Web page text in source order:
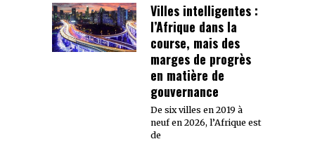
Villes intelligentes :
l’Afrique dans la
course, mais des
marges de progrès
en matière de
gouvernance
De six villes en 2019 à
neuf en 2026, l’Afrique est
de